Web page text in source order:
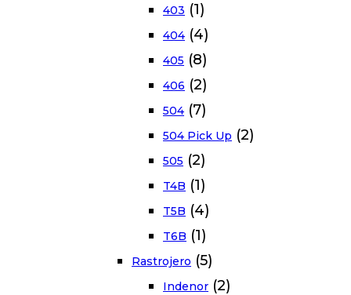
403 (1)
404 (4)
405 (8)
406 (2)
504 (7)
504 Pick Up (2)
505 (2)
T4B (1)
T5B (4)
T6B (1)
Rastrojero (5)
Indenor (2)